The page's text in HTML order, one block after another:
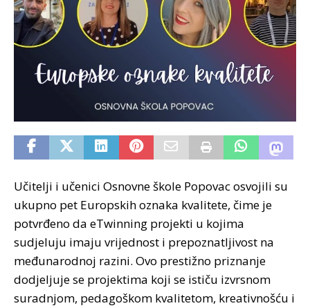
Učitelji i učenici Osnovne škole Popovac osvojili su
ukupno pet Europskih oznaka kvalitete, čime je
potvrđeno da eTwinning projekti u kojima
sudjeluju imaju vrijednost i prepoznatljivost na
međunarodnoj razini. Ovo prestižno priznanje
dodjeljuje se projektima koji se ističu izvrsnom
suradnjom, pedagoškom kvalitetom, kreativnošću i